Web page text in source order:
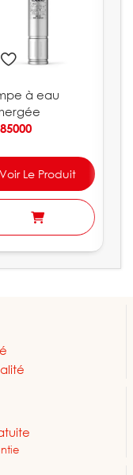
à eau
85000
Voir Le Produit